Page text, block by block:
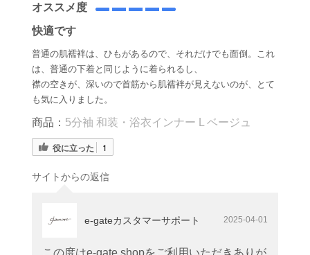
オススメ度
快適です
普通の肌襦袢は、ひもがあるので、それだけでも面倒。これ
は、普通の下着と同じように着られるし、
襟の空きが、深いので首筋から肌襦袢が見えないのが、とて
も気に入りました。
商品： 5分袖 和装・浴衣インナー L ベージュ
役に立った 1
サイトからの返信
e-gateカスタマーサポート 2025-04-01
この度はe-gate shopをご利用いただきありが